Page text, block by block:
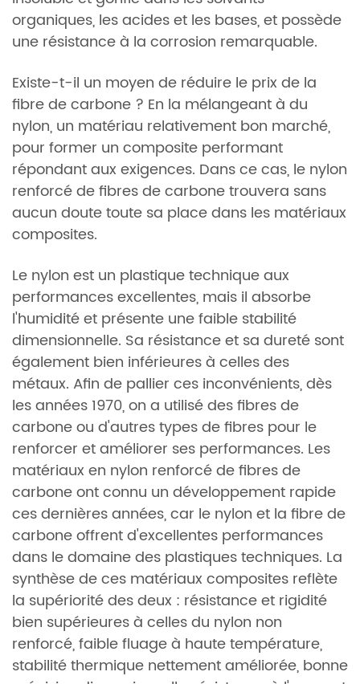
organiques, les acides et les bases, et possède
une résistance à la corrosion remarquable.
Existe-t-il un moyen de réduire le prix de la
fibre de carbone ? En la mélangeant à du
nylon, un matériau relativement bon marché,
pour former un composite performant
répondant aux exigences. Dans ce cas, le nylon
renforcé de fibres de carbone trouvera sans
aucun doute toute sa place dans les matériaux
composites.
Le nylon est un plastique technique aux
performances excellentes, mais il absorbe
l'humidité et présente une faible stabilité
dimensionnelle. Sa résistance et sa dureté sont
également bien inférieures à celles des
métaux. Afin de pallier ces inconvénients, dès
les années 1970, on a utilisé des fibres de
carbone ou d'autres types de fibres pour le
renforcer et améliorer ses performances. Les
matériaux en nylon renforcé de fibres de
carbone ont connu un développement rapide
ces dernières années, car le nylon et la fibre de
carbone offrent d'excellentes performances
dans le domaine des plastiques techniques. La
synthèse de ces matériaux composites reflète
la supériorité des deux : résistance et rigidité
bien supérieures à celles du nylon non
renforcé, faible fluage à haute température,
stabilité thermique nettement améliorée, bonne